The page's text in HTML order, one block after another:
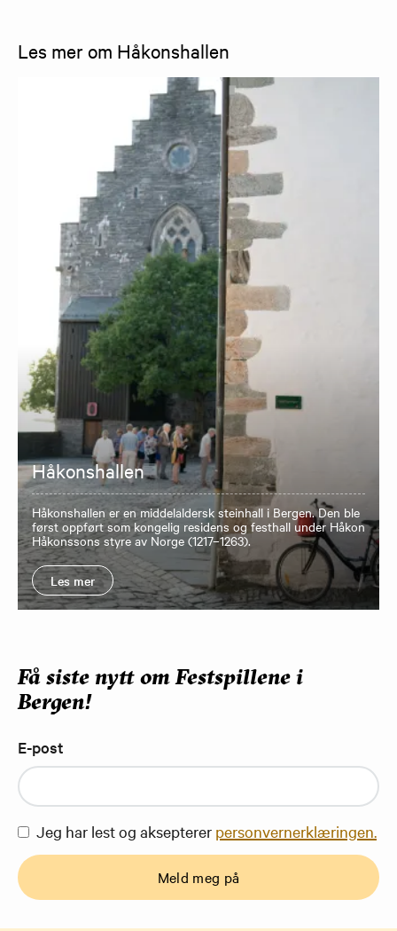
Les mer om Håkonshallen
Håkonshallen
Håkonshallen er en middelaldersk steinhall i Bergen. Den ble
først oppført som kongelig residens og festhall under Håkon
Håkonssons styre av Norge (1217–1263).
Les mer
Få siste nytt om Festspillene i
Bergen!
E-post
Jeg har lest og aksepterer personvernerklæringen.
Meld meg på